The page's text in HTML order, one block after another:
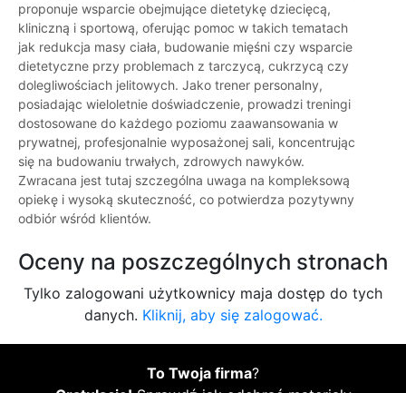
proponuje wsparcie obejmujące dietetykę dziecięcą,
kliniczną i sportową, oferując pomoc w takich tematach
jak redukcja masy ciała, budowanie mięśni czy wsparcie
dietetyczne przy problemach z tarczycą, cukrzycą czy
dolegliwościach jelitowych. Jako trener personalny,
posiadając wieloletnie doświadczenie, prowadzi treningi
dostosowane do każdego poziomu zaawansowania w
prywatnej, profesjonalnie wyposażonej sali, koncentrując
się na budowaniu trwałych, zdrowych nawyków.
Zwracana jest tutaj szczególna uwaga na kompleksową
opiekę i wysoką skuteczność, co potwierdza pozytywny
odbiór wśród klientów.
Oceny na poszczególnych stronach
Tylko zalogowani użytkownicy maja dostęp do tych
danych. Kliknij, aby się zalogować.
To Twoja firma?